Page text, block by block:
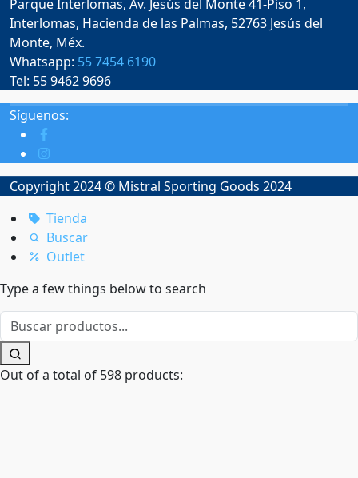
Parque Interlomas, Av. Jesús del Monte 41-Piso 1,
Interlomas, Hacienda de las Palmas, 52763 Jesús del
Monte, Méx.
Whatsapp: 55 7454 6190
Tel: 55 9462 9696
Síguenos:
Copyright 2024 © Mistral Sporting Goods 2024
Tienda
Buscar
Outlet
Type a few things below to search
Out of a total of 598 products: